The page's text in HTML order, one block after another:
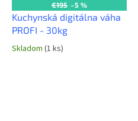
€195 –5 %
Kuchynská digitálna váha
PROFI - 30kg
Skladom (1 ks)